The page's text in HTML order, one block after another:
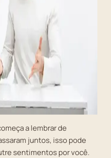
a lembrar de
juntos, isso pode
sentimentos por você.